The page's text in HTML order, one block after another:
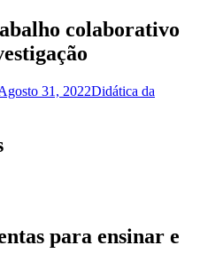
colaborativo
31, 2022Didática da
para ensinar e